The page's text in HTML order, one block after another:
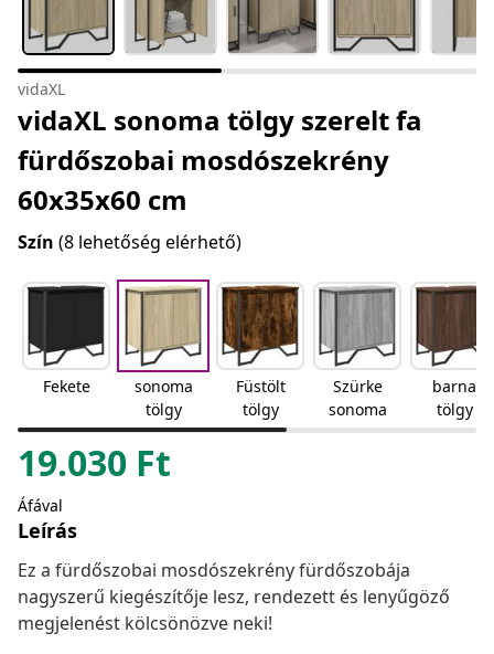
vidaXL
vidaXL sonoma tölgy szerelt fa
fürdőszobai mosdószekrény
60x35x60 cm
Szín (8 lehetőség elérhető)
Fekete
sonoma
tölgy
Füstölt
tölgy
Szürke
sonoma
barna
tölgy
19.030 Ft
Áfával
Leírás
Ez a fürdőszobai mosdószekrény fürdőszobája
nagyszerű kiegészítője lesz, rendezett és lenyűgöző
megjelenést kölcsönözve neki!